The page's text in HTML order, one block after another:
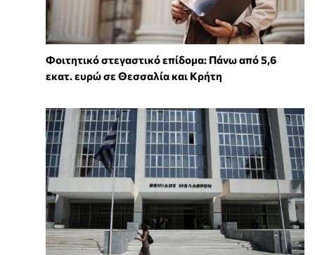
Φοιτητικό στεγαστικό επίδομα: Πάνω από 5,6
εκατ. ευρώ σε Θεσσαλία και Κρήτη